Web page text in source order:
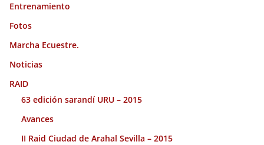
Entrenamiento
Fotos
Marcha Ecuestre.
Noticias
RAID
63 edición sarandí URU – 2015
Avances
II Raid Ciudad de Arahal Sevilla – 2015